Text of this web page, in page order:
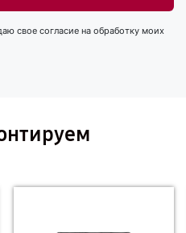
свое согласие на обработку моих